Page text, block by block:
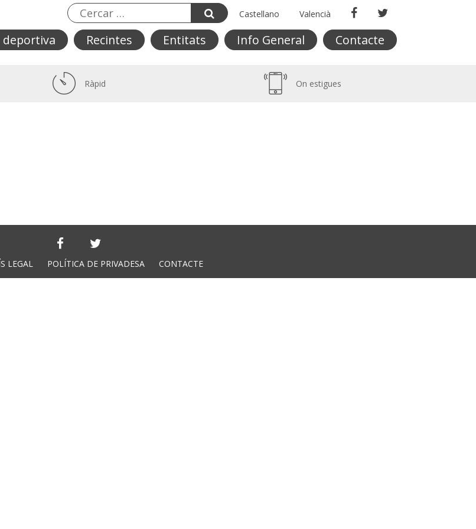
Castellano Valencià
deportiva Recintes Entitats Info General Contacte
Ràpid On estigues
LEGAL POLÍTICA DE PRIVADESA CONTACTE